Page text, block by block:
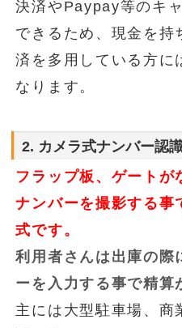
決済やPaypay等のキ
できるため、現金を持
済を多用している方に
なります。
2. カメラ式ナンバー認
フラップ板、ゲートが
ナンバーを撮影する事
式です。
利用者さんは出庫の際
ーを入力する事で精算
主には大型駐車場、商